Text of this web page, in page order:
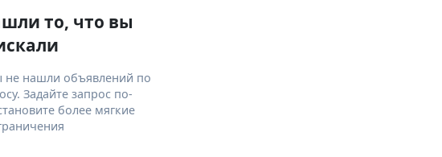
то, что вы
нашли объявлений по
Задайте запрос по-
более мягкие